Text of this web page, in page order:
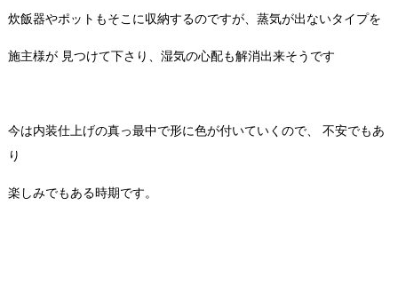
炊飯器やポットもそこに収納するのですが、蒸気が出ないタイプを
施主様が 見つけて下さり、湿気の心配も解消出来そうです
今は内装仕上げの真っ最中で形に色が付いていくので、 不安でもあ
り
楽しみでもある時期です。